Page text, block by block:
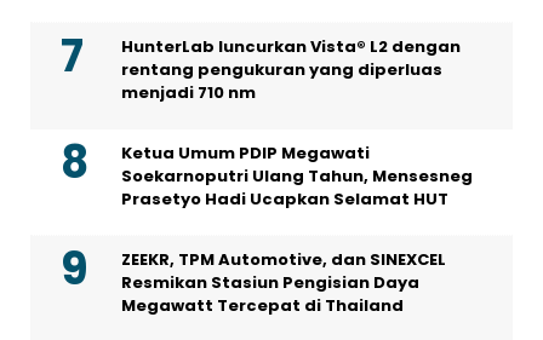
HunterLab luncurkan Vista® L2 dengan
rentang pengukuran yang diperluas
menjadi 710 nm
Ketua Umum PDIP Megawati
Soekarnoputri Ulang Tahun, Mensesneg
Prasetyo Hadi Ucapkan Selamat HUT
ZEEKR, TPM Automotive, dan SINEXCEL
Resmikan Stasiun Pengisian Daya
Megawatt Tercepat di Thailand